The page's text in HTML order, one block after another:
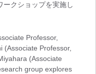
ークショップを実施し
Professor,
(Associate Professor,
(Associate
group explores